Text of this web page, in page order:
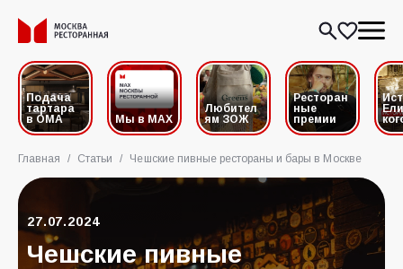
Подача
тартара
в ОМА
Мы в MAX
Любител
ям ЗОЖ
Ресторан
ные
премии
Главная / Статьи / Чешские пивные рестораны и бары в Москве
27.07.2024
Чешские пивные